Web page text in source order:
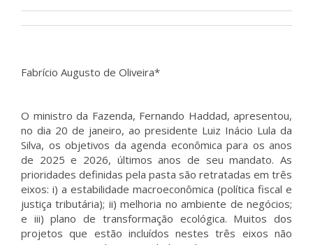
Fabrício Augusto de Oliveira*
O ministro da Fazenda, Fernando Haddad, apresentou,
no dia 20 de janeiro, ao presidente Luiz Inácio Lula da
Silva, os objetivos da agenda econômica para os anos
de 2025 e 2026, últimos anos de seu mandato. As
prioridades definidas pela pasta são retratadas em três
eixos: i) a estabilidade macroeconômica (política fiscal e
justiça tributária); ii) melhoria no ambiente de negócios;
e iii) plano de transformação ecológica. Muitos dos
projetos que estão incluídos nestes três eixos não